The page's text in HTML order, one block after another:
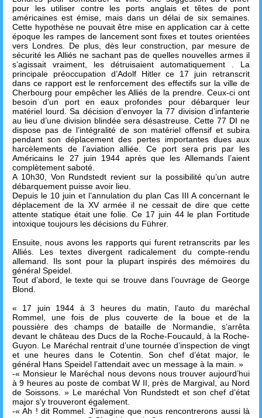
pour les utiliser contre les ports anglais et têtes de pont
américaines est émise, mais dans un délai de six semaines.
Cette hypothèse ne pouvait être mise en application car à cette
époque les rampes de lancement sont fixes et toutes orientées
vers Londres. De plus, dès leur construction, par mesure de
sécurité les Alliés ne sachant pas de quelles nouvelles armes il
s’agissait vraiment, les détruisaient automatiquement . La
principale préoccupation d’Adolf Hitler ce 17 juin retranscrit
dans ce rapport est le renforcement des effectifs sur la ville de
Cherbourg pour empêcher les Alliés de la prendre. Ceux-ci ont
besoin d’un port en eaux profondes pour débarquer leur
matériel lourd. Sa décision d’envoyer la 77 division d’infanterie
au lieu d’une division blindée sera désastreuse. Cette 77 DI ne
dispose pas de l’intégralité de son matériel offensif et subira
pendant son déplacement des pertes importantes dues aux
harcèlements de l’aviation alliée. Ce port sera pris par les
Américains le 27 juin 1944 après que les Allemands l’aient
complètement saboté.
A 10h30, Von Rundstedt revient sur la possibilité qu’un autre
débarquement puisse avoir lieu.
Depuis le 10 juin et l’annulation du plan Cas III A concernant le
déplacement de la XV armée il ne cessait de dire que cette
attente statique était une folie. Ce 17 juin 44 le plan Fortitude
intoxique toujours les décisions du Führer.
Ensuite, nous avons les rapports qui furent retranscrits par les
Alliés. Les textes divergent radicalement du compte-rendu
allemand. Ils sont pour la plupart inspirés des mémoires du
général Speidel.
Tout d’abord, le texte qui se trouve dans l’ouvrage de George
Blond.
« 17 juin 1944 à 3 heures du matin, l’auto du maréchal
Rommel, une fois de plus couverte de la boue et de la
poussière des champs de bataille de Normandie, s’arrêta
devant le château des Ducs de la Roche-Foucauld, à la Roche-
Guyon. Le Maréchal rentrait d’une tournée d’inspection de vingt
et une heures dans le Cotentin. Son chef d’état major, le
général Hans Speidel l’attendait avec un message à la main. »
-« Monsieur le Maréchal nous devons nous trouver aujourd’hui
à 9 heures au poste de combat W II, près de Margival, au Nord
de Soissons. » Le maréchal Von Rundstedt et son chef d’état
major s’y trouveront également.
-« Ah ! dit Rommel. J’imagine que nous rencontrerons aussi là